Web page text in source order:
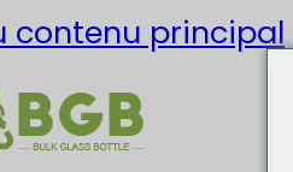
contenu principal